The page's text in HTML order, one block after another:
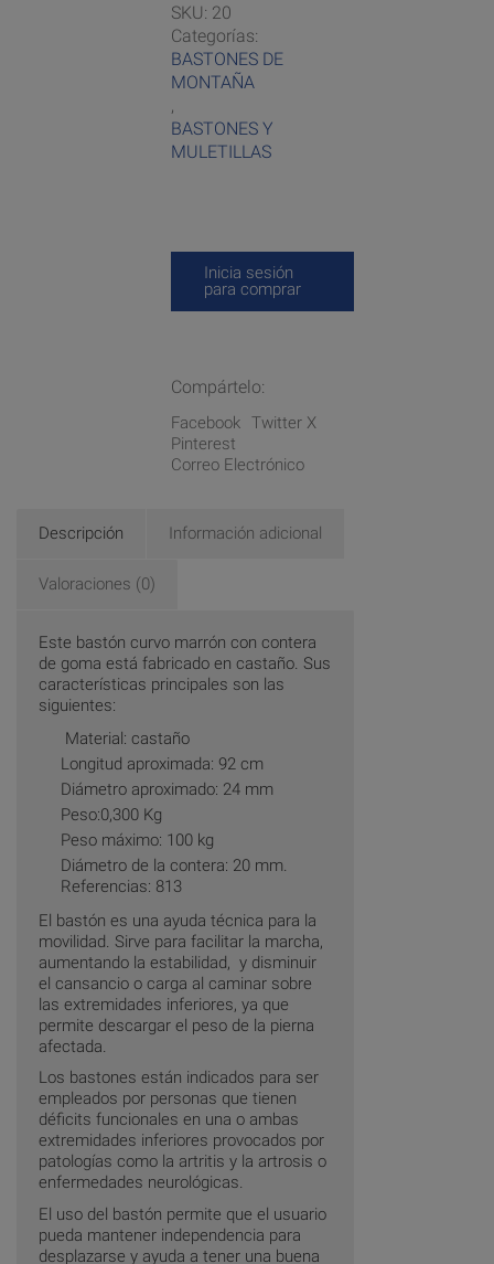
SKU: 20
Categorías:
BASTONES DE
MONTAÑA
,
BASTONES Y
MULETILLAS
Inicia sesión
para comprar
Compártelo:
Facebook Twitter X
Pinterest
Correo Electrónico
Descripción Información adicional
Valoraciones (0)
Este bastón curvo marrón con contera
de goma está fabricado en castaño. Sus
características principales son las
siguientes:
Material: castaño
Longitud aproximada: 92 cm
Diámetro aproximado: 24 mm
Peso:0,300 Kg
Peso máximo: 100 kg
Diámetro de la contera: 20 mm.
Referencias: 813
El bastón es una ayuda técnica para la
movilidad. Sirve para facilitar la marcha,
aumentando la estabilidad, y disminuir
el cansancio o carga al caminar sobre
las extremidades inferiores, ya que
permite descargar el peso de la pierna
afectada.
Los bastones están indicados para ser
empleados por personas que tienen
déficits funcionales en una o ambas
extremidades inferiores provocados por
patologías como la artritis y la artrosis o
enfermedades neurológicas.
El uso del bastón permite que el usuario
pueda mantener independencia para
desplazarse y ayuda a tener una buena